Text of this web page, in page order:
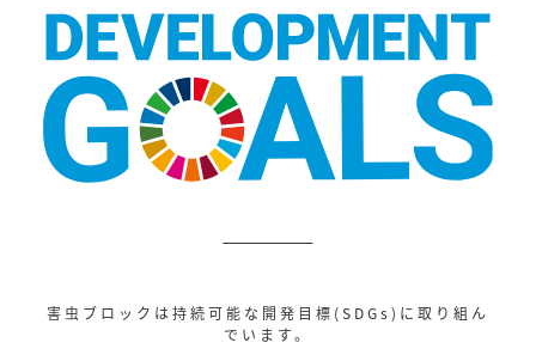
害虫ブロックは持続可能な開発目標(SDGs)に取り組ん
でいます。